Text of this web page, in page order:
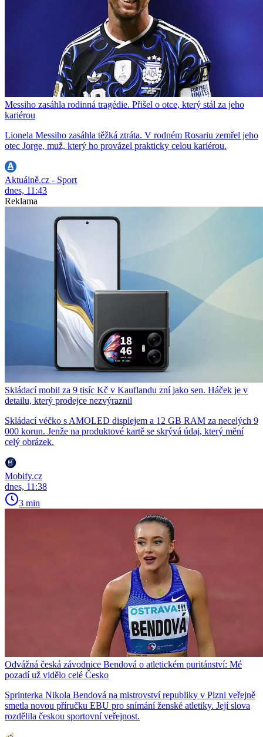
Messiho zasáhla rodinná tragédie. Přišel o otce, který stál za jeho
kariérou
Lionela Messiho zasáhla těžká ztráta. V rodném Rosariu zemřel jeho
otec Jorge, muž, který ho provázel prakticky celou kariérou.
Aktuálně.cz - Sport
dnes, 11:43
Reklama
Skládací mobil za 9 tisíc Kč v Kauflandu zní jako sen. Háček je v
detailu, který prodejce nezvýraznil
Skládací véčko s AMOLED displejem a 12 GB RAM za necelých 9
000 korun. Jenže na produktové kartě se skrývá údaj, který mění
celý obrázek.
Mobify.cz
dnes, 11:38
3 min
Odvážná česká závodnice Bendová o atletickém puritánství: Mé
pozadí už vidělo celé Česko
Sprinterka Nikola Bendová na mistrovství republiky v Plzni veřejně
smetla novou příručku EBU pro snímání ženské atletiky. Její slova
rozdělila českou sportovní veřejnost.